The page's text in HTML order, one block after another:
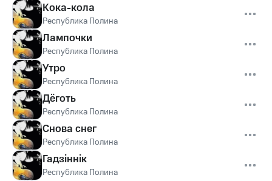
Кока-кола
Республика Полина
Лампочки
Республика Полина
Утро
Республика Полина
Дёготь
Республика Полина
Снова снег
Республика Полина
Гадзіннік
Республика Полина